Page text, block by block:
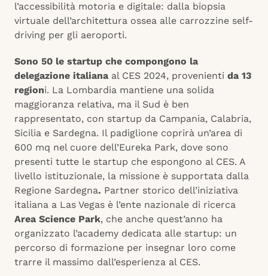
l’accessibilità motoria e digitale: dalla biopsia
virtuale dell’architettura ossea alle carrozzine self-
driving per gli aeroporti.
Sono 50 le startup che compongono la
delegazione italiana al CES 2024, provenienti da 13
regioni. La Lombardia mantiene una solida
maggioranza relativa, ma il Sud è ben
rappresentato, con startup da Campania, Calabria,
Sicilia e Sardegna. Il padiglione coprirà un’area di
600 mq nel cuore dell’Eureka Park, dove sono
presenti tutte le startup che espongono al CES. A
livello istituzionale, la missione è supportata dalla
Regione Sardegna. Partner storico dell’iniziativa
italiana a Las Vegas è l’ente nazionale di ricerca
Area Science Park, che anche quest’anno ha
organizzato l’academy dedicata alle startup: un
percorso di formazione per insegnar loro come
trarre il massimo dall’esperienza al CES.